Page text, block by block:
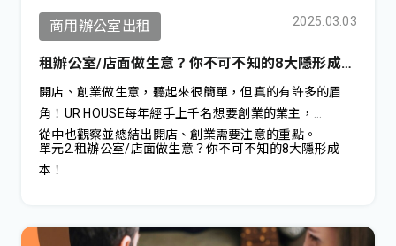
商用辦公室出租 2025.03.03
租辦公室/店面做生意？你不可不知的8大隱形成
本！2025最新版
開店、創業做生意，聽起來很簡單，但真的有許多的眉
角！UR HOUSE每年經手上千名想要創業的業主，
從中也觀察並總結出開店、創業需要注意的重點。
單元2.租辦公室/店面做生意？你不可不知的8大隱形成
本！